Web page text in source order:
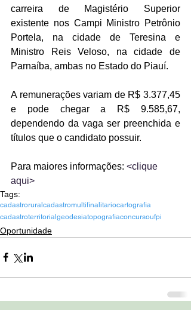
carreira de Magistério Superior
existente nos Campi Ministro Petrônio
Portela, na cidade de Teresina e
Ministro Reis Veloso, na cidade de
Parnaíba, ambas no Estado do Piauí.
A remunerações variam de R$ 3.377,45
e pode chegar a R$ 9.585,67,
dependendo da vaga ser preenchida e
títulos que o candidato possuir.
Para maiores informações: <clique
aqui>
Tags:
cadastrorural cadastromultifinalitariocartografia
cadastroterritorial geodesiatopografiaconcursoufpi
Oportunidade